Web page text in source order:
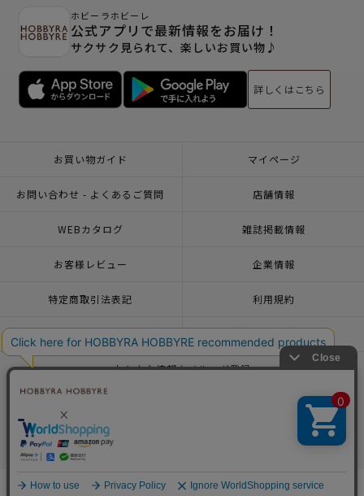
ホビーラホビーレ
公式アプリで最新情報をお届け！
サクサク見られて、楽しいお買い物♪
詳しくはこちら
お買い物ガイド マイページ
お問い合わせ - よくあるご質問 店舗情報
WEBカタログ 雑誌掲載情報
お客様レビュー 企業情報
特定商取引法表記 利用規約
一緒に働こう♪求人情報
おトクな情報♪メルマガ登録
© 2026 HOBBYRA HOBBYRE CORPORATION ALL Rights Reserved